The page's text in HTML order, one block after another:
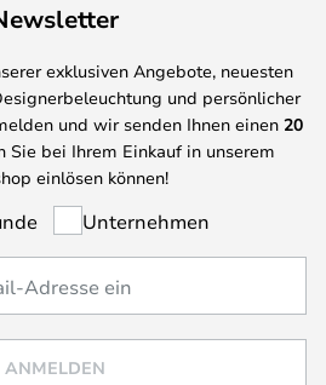
exklusiven Angebote, neuesten
und persönlicher
und wir senden Ihnen einen 20
Sie bei Ihrem Einkauf in unserem
einlösen können!
Unternehmen
ANMELDEN